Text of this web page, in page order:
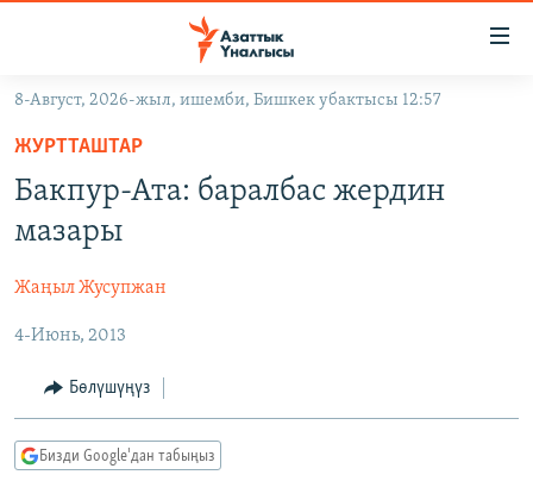
Навигацияга
өтүңүз
Издөөгө
салыңызКЫРГЫЗСТАН
ЭКОНОМИКА
МАДАНИЯТ
ДҮЙНӨ
БОРБОР АЗИЯ
УКРАИНА
АТАЙЫН ИЛИКТӨӨ
ТВ ПРОГРАММАЛАР
БҮГҮН АЗАТТЫКТА
БИЗ ЖАНА ДҮЙНӨ
ПОДКАСТ
ӨЗГӨЧӨ ПИКИР
8-Август, 2026-жыл, ишемби, Бишкек убактысы 12:57
ЖУРТТАШТАР
Бакпур-Ата: баралбас жердин
мазары
Жаңыл Жусупжан
4-Июнь, 2013
Бөлүшүңүз
Бизди Google'дан табыңыз